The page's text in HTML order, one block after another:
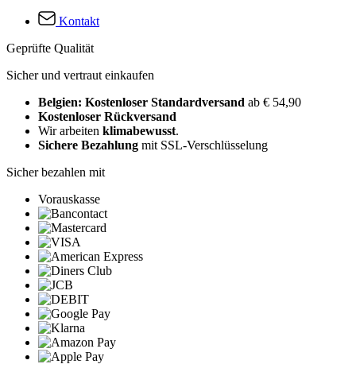
Kontakt
Geprüfte Qualität
Sicher und vertraut einkaufen
Belgien: Kostenloser Standardversand ab € 54,90
Kostenloser Rückversand
Wir arbeiten klimabewusst.
Sichere Bezahlung mit SSL-Verschlüsselung
Sicher bezahlen mit
Vorauskasse